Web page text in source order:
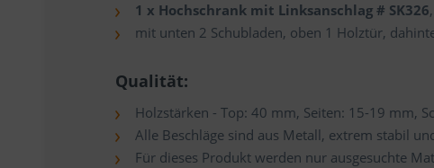
1 x Hochschrank mit Linksanschlag # SK326
mit unten 2 Schubladen, oben 1 Holztür,
Qualität:
Holzstärken - Top: 40 mm, Seiten: 15-19 mm,
Alle Beschläge sind aus Metall, extrem stabil
Für dieses Produkt werden nur ausgesuchte